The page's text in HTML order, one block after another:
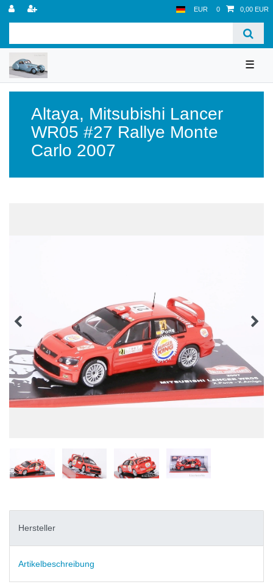
EUR 0 0,00 EUR
☰
Altaya, Mitsubishi Lancer
WR05 #27 Rallye Monte
Carlo 2007
Hersteller
Artikelbeschreibung